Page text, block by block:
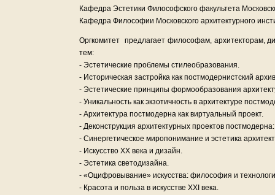
Кафедра Эстетики Философского факультета
Кафедра Философии Московского архитектурного
Оргкомитет предлагает философам, архитекторам,
тем:
- Эстетические проблемы стилеобразования.
- Историческая застройка как постмодернистский
- Эстетические принципы формообразования
- Уникальность как экзотичность в архитектуре
- Архитектура постмодерна как виртуальный проект.
- Деконструкция архитектурных проектов
- Синергетическое миропонимание и эстетика
- Искусство ХХ века и дизайн.
- Эстетика светодизайна.
- «Оцифровывание» искусства: философия и
- Красота и польза в искусстве XXI века.